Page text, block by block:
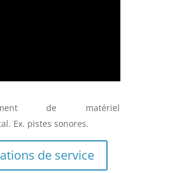
de matériel
Ex. pistes sonores.
de service